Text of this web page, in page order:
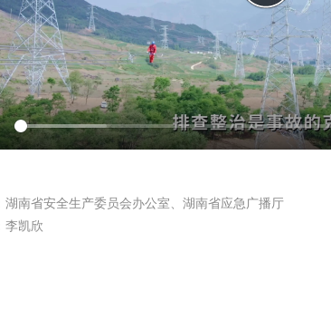
P
a
y
湖南省安全生产委员会办公室、湖南省应急广播厅
李凯欣